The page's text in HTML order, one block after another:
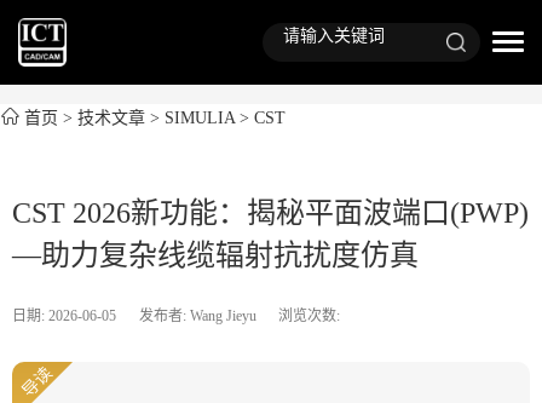
首页 > 技术文章 > SIMULIA> CST
CST 2026新功能：揭秘平面波端口(PWP)
—助力复杂线缆辐射抗扰度仿真
日期: 2026-06-05 发布者: Wang Jieyu 浏览次数:
导读